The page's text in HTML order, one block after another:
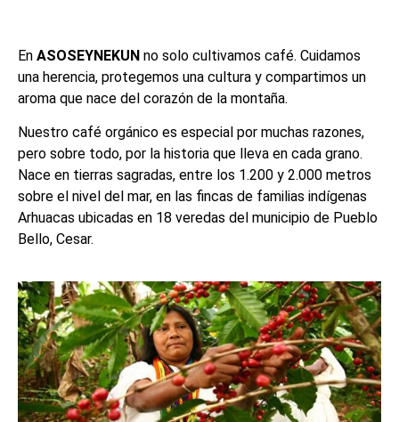
En ASOSEYNEKUN no solo cultivamos café. Cuidamos
una herencia, protegemos una cultura y compartimos un
aroma que nace del corazón de la montaña.
Nuestro café orgánico es especial por muchas razones,
pero sobre todo, por la historia que lleva en cada grano.
Nace en tierras sagradas, entre los 1.200 y 2.000 metros
sobre el nivel del mar, en las fincas de familias indígenas
Arhuacas ubicadas en 18 veredas del municipio de Pueblo
Bello, Cesar.